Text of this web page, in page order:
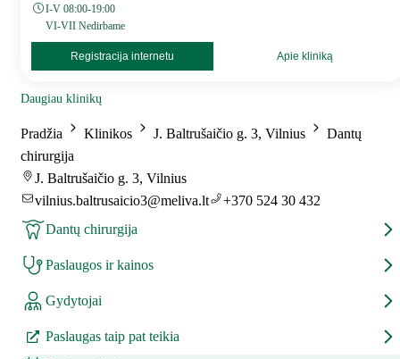
I-V 08:00-19:00
VI-VII Nedirbame
Registracija internetu Apie kliniką
Daugiau klinikų
Pradžia Klinikos J. Baltrušaičio g. 3, Vilnius
Dantų
chirurgija
J. Baltrušaičio g. 3, Vilnius
vilnius.baltrusaicio3@meliva.lt
+370 524 30 432
Dantų chirurgija
Paslaugos ir kainos
Gydytojai
Paslaugas taip pat teikia